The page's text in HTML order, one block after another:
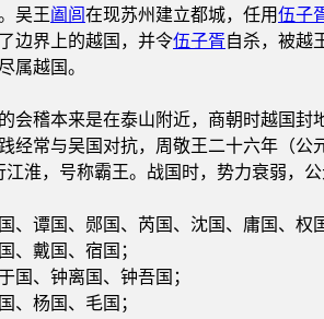
吴王阖闾 在现苏州建立都城，任用伍子
边界上的越国，并令伍子胥自杀，被越
属越国。
会稽本来是在泰山附近，商朝时越国
经常与吴国对抗，周敬王二十六年（
淮，号称霸王。战国时，势力衰弱，公
谭国、郧国、芮国、沈国、庸国、权
、戴国、宿国；
国、钟离国、钟吾国；
、杨国、毛国；